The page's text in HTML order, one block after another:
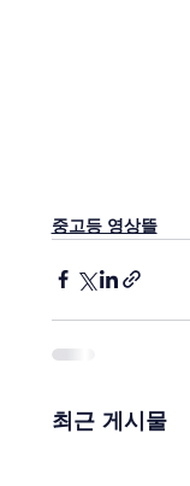
중고등 영상뜰
최근 게시물